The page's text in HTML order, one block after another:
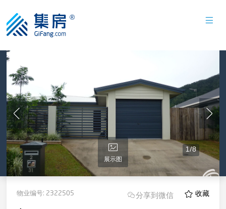
展示图
1/8
物业编号: 2322505 分享到微信 收藏